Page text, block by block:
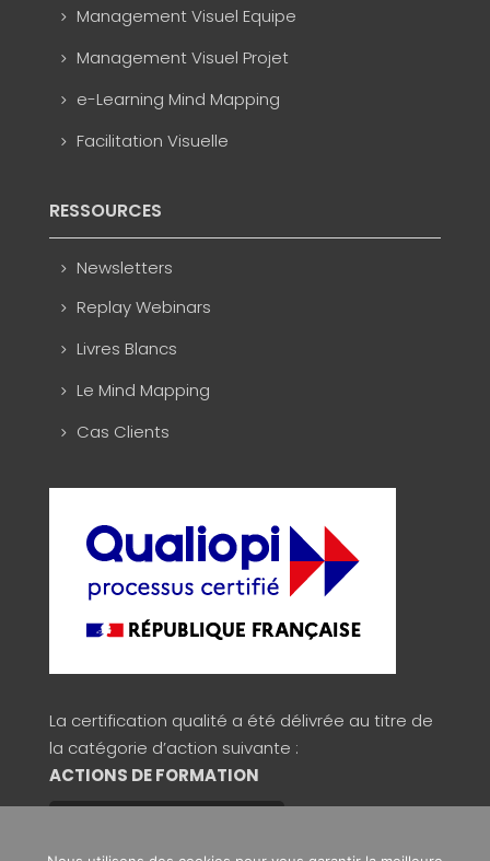
Management Visuel Equipe
Management Visuel Projet
e-Learning Mind Mapping
Facilitation Visuelle
RESSOURCES
Newsletters
Replay Webinars
Livres Blancs
Le Mind Mapping
Cas Clients
La certification qualité a été délivrée au titre de
la catégorie d’action suivante :
ACTIONS DE FORMATION